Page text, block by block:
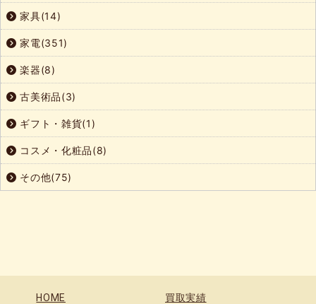
家具(14)
家電(351)
楽器(8)
古美術品(3)
ギフト・雑貨(1)
コスメ・化粧品(8)
その他(75)
HOME 買取実績